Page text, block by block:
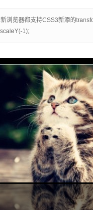
浏览器都支持CSS3新添的
1);